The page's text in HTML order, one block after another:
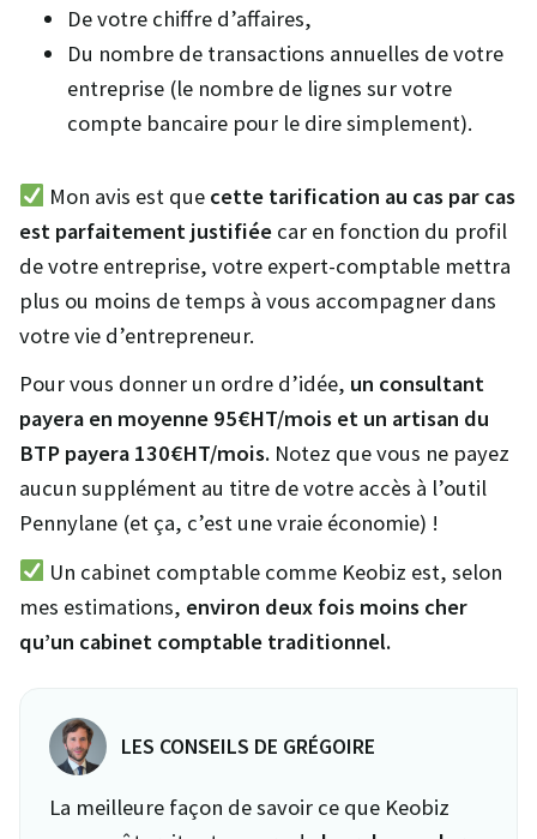
De votre chiffre d’affaires,
Du nombre de transactions annuelles de votre
entreprise (le nombre de lignes sur votre
compte bancaire pour le dire simplement).
Mon avis est que cette tarification au cas par cas
est parfaitement justifiée car en fonction du profil
de votre entreprise, votre expert-comptable mettra
plus ou moins de temps à vous accompagner dans
votre vie d’entrepreneur.
Pour vous donner un ordre d’idée, un consultant
payera en moyenne 95€HT/mois et un artisan du
BTP payera 130€HT/mois. Notez que vous ne payez
aucun supplément au titre de votre accès à l’outil
Pennylane (et ça, c’est une vraie économie) !
Un cabinet comptable comme Keobiz est, selon
mes estimations, environ deux fois moins cher
qu’un cabinet comptable traditionnel.
LES CONSEILS DE GRÉGOIRE
La meilleure façon de savoir ce que Keobiz